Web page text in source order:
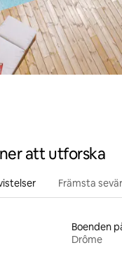
att utforska
Främsta
Boenden
Drôme